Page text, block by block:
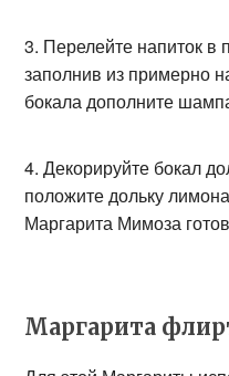
Перелейте напиток в
заполнив из примерно
бокала дополните
Декорируйте бокал
положите дольку
Маргарита Мимоза
Маргарита